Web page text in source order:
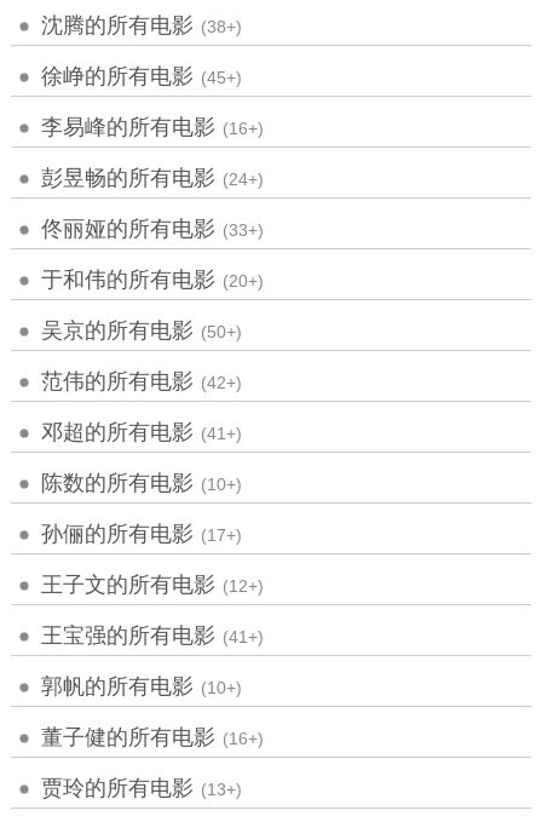
沈腾的所有电影 (38+)
徐峥的所有电影 (45+)
李易峰的所有电影 (16+)
彭昱畅的所有电影 (24+)
佟丽娅的所有电影 (33+)
于和伟的所有电影 (20+)
吴京的所有电影 (50+)
范伟的所有电影 (42+)
邓超的所有电影 (41+)
陈数的所有电影 (10+)
孙俪的所有电影 (17+)
王子文的所有电影 (12+)
王宝强的所有电影 (41+)
郭帆的所有电影 (10+)
董子健的所有电影 (16+)
贾玲的所有电影 (13+)